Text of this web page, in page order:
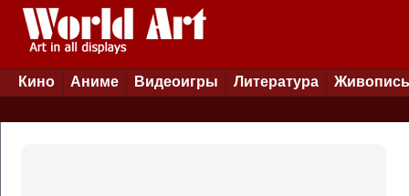
Кино Аниме Видеоигры Литература Живопись